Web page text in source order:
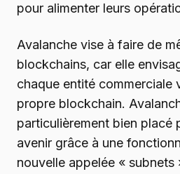
pour alimenter leurs
Avalanche vise à faire de
blockchains, car elle
chaque entité commerciale
propre blockchain.
particulièrement bien placé
avenir grâce à une
nouvelle appelée « subnets